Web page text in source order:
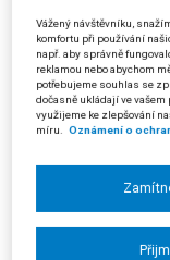
ani při řízení
řízení vedeném
komunismu po
navrhovat
spatřuje stěžovatel
svobod. Nahlédnout
stěžovatele sice
záznamů; nevyvrátil
stěžovatel
stěžovatel zjistil až při
Vážený návštěvníku,
komfortu při používání
např. aby správně
reklamou nebo abychom
potřebujeme souhlas se
dočasně ukládají ve
využijeme ke zlepšování
míru. Oznámení o